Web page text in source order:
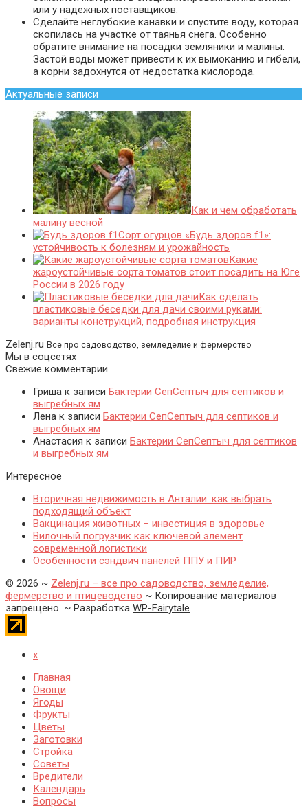
или у надежных поставщиков.
Сделайте неглубокие канавки и спустите воду, которая
скопилась на участке от таянья снега. Особенно
обратите внимание на посадки земляники и малины.
Застой воды может привести к их вымоканию и гибели,
а корни задохнутся от недостатка кислорода.
Актуальные записи
Как и чем обработать
малину весной
Сорт огурцов «Будь здоров f1»:
устойчивость к болезням и урожайность
Какие
жароустойчивые сорта томатов стоит посадить на Юге
России в 2026 году
Как сделать
пластиковые беседки для дачи своими руками:
варианты конструкций, подробная инструкция
Zelenj.ru Все про садоводство, земледелие и фермерство
Мы в соцсетях
Свежие комментарии
Гриша к записи Бактерии СепСептыч для септиков и
выгребных ям
Лена к записи Бактерии СепСептыч для септиков и
выгребных ям
Анастасия к записи Бактерии СепСептыч для септиков
и выгребных ям
Интересное
Вторичная недвижимость в Анталии: как выбрать
подходящий объект
Вакцинация животных – инвестиция в здоровье
Вилочный погрузчик как ключевой элемент
современной логистики
Особенности сэндвич панелей ППУ и ПИР
© 2026 ~ Zelenj.ru – все про садоводство, земледелие,
фермерство и птицеводство ~ Копирование материалов
запрещено. ~ Разработка WP-Fairytale
x
Главная
Овощи
Ягоды
Фрукты
Цветы
Заготовки
Стройка
Советы
Вредители
Календарь
Вопросы